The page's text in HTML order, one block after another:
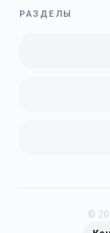
РАЗДЕЛЫ
©